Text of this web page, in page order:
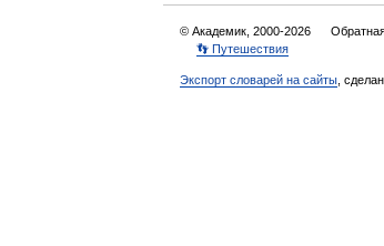
© Академик, 2000-2026
👣 Путешествия
Экспорт словарей на сайты ,